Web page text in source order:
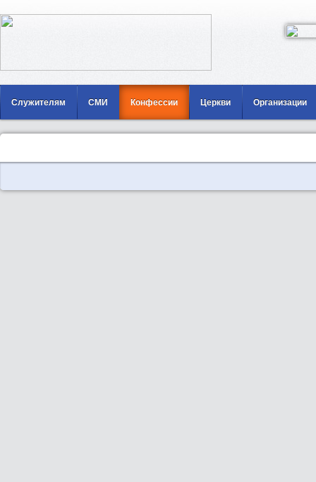
Служителям СМИ Конфессии Церкви Организации